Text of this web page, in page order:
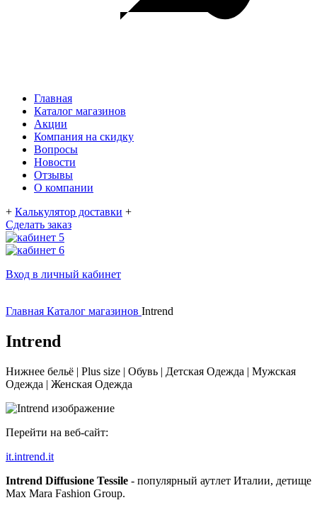
Главная
Каталог магазинов
Акции
Компания на скидку
Вопросы
Новости
Отзывы
О компании
+ Калькулятор доставки +
Сделать заказ
Вход в личный кабинет
Главная Каталог магазинов Intrend
Intrend
Нижнее бельё | Plus size | Обувь | Детская Одежда | Мужская
Одежда | Женская Одежда
Перейти на веб-сайт:
it.intrend.it
Intrend Diffusione Tessile - популярный аутлет Италии, детище
Max Mara Fashion Group.